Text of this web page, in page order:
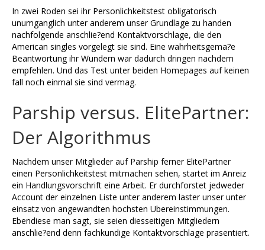
In zwei Roden sei ihr Personlichkeitstest obligatorisch
unumganglich unter anderem unser Grundlage zu handen
nachfolgende anschlie?end Kontaktvorschlage, die den
American singles vorgelegt sie sind. Eine wahrheitsgema?e
Beantwortung ihr Wundern war dadurch dringen nachdem
empfehlen. Und das Test unter beiden Homepages auf keinen
fall noch einmal sie sind vermag.
Parship versus. ElitePartner:
Der Algorithmus
Nachdem unser Mitglieder auf Parship ferner ElitePartner
einen Personlichkeitstest mitmachen sehen, startet im Anreiz
ein Handlungsvorschrift eine Arbeit. Er durchforstet jedweder
Account der einzelnen Liste unter anderem laster unser unter
einsatz von angewandten hochsten Ubereinstimmungen.
Ebendiese man sagt, sie seien diesseitigen Mitgliedern
anschlie?end denn fachkundige Kontaktvorschlage prasentiert.